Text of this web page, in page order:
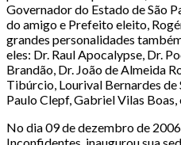
Governador do Estado de São
do amigo e Prefeito eleito,
grandes personalidades
eles: Dr. Raul Apocalypse, Dr.
Brandão, Dr. João de Almeida
Tibúrcio, Lourival Bernardes
Paulo Clepf, Gabriel Vilas Boas,
No dia 09 de dezembro de